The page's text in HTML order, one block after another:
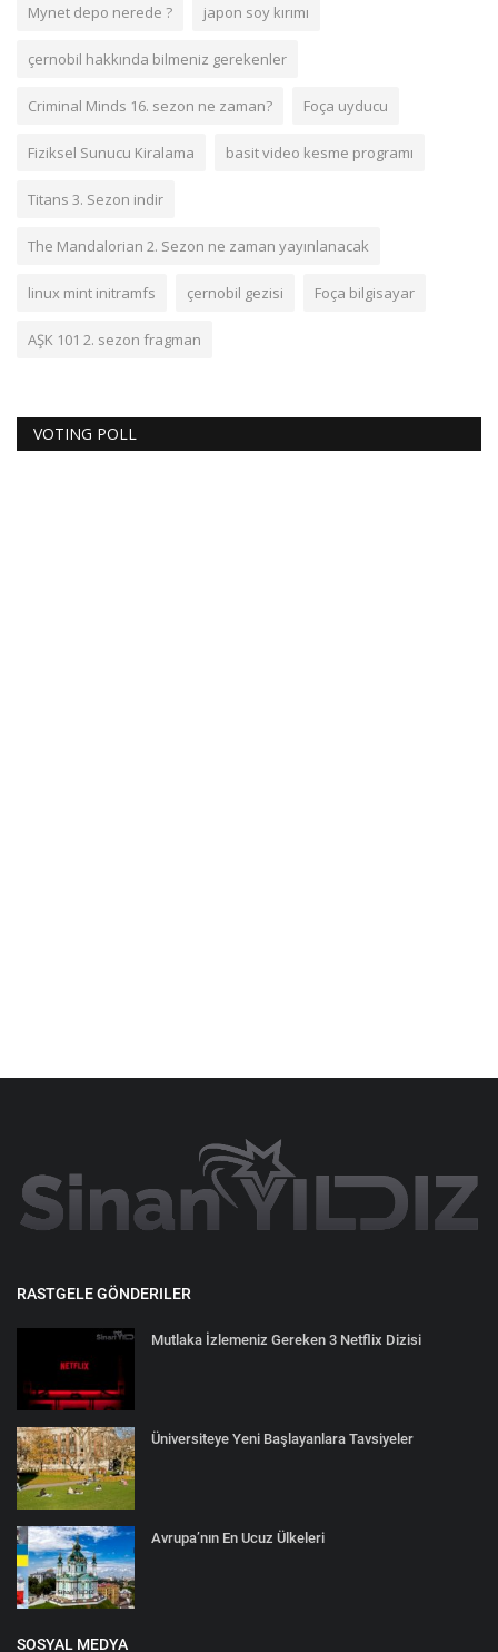
Mynet depo nerede ? japon soy kırımı
çernobil hakkında bilmeniz gerekenler
Criminal Minds 16. sezon ne zaman? Foça uyducu
Fiziksel Sunucu Kiralama basit video kesme programı
Titans 3. Sezon indir
The Mandalorian 2. Sezon ne zaman yayınlanacak
linux mint initramfs çernobil gezisi Foça bilgisayar
AŞK 101 2. sezon fragman
VOTING POLL
RASTGELE GÖNDERILER
Mutlaka İzlemeniz Gereken 3 Netflix Dizisi
Üniversiteye Yeni Başlayanlara Tavsiyeler
Avrupa’nın En Ucuz Ülkeleri
SOSYAL MEDYA